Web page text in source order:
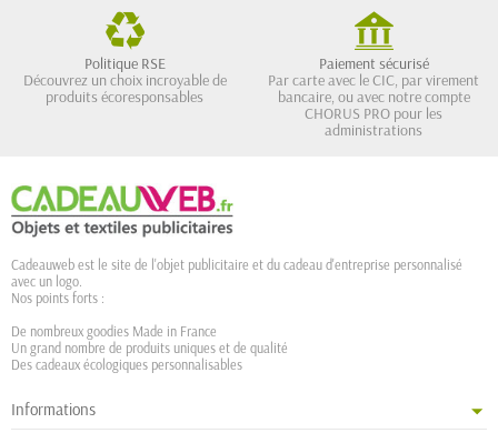
Politique RSE
Découvrez un choix incroyable de
produits écoresponsables
Paiement sécurisé
Par carte avec le CIC, par virement
bancaire, ou avec notre compte
CHORUS PRO pour les
administrations
Cadeauweb est le site de l'objet publicitaire et du cadeau d'entreprise personnalisé
avec un logo.
Nos points forts :
De nombreux goodies Made in France
Un grand nombre de produits uniques et de qualité
Des cadeaux écologiques personnalisables
Informations